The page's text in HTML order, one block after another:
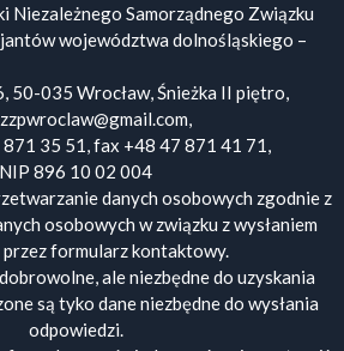
Niezależnego Samorządnego Związku
województwa dolnośląskiego –
50-035 Wrocław, Śnieżka II piętro,
35 51, fax +48 47 871 41 71,
NIP 896 10 02 004
danych osobowych zgodnie z
osobowych w związku z wysłaniem
przez formularz kontaktowy.
ale niezbędne do uzyskania
są tyko dane niezbędne do wysłania
odpowiedzi.